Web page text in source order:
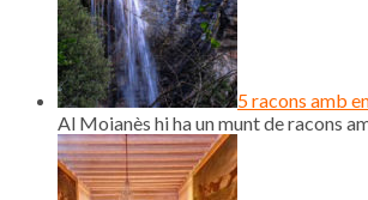
5 racons amb
Al Moianès hi ha un munt de racons